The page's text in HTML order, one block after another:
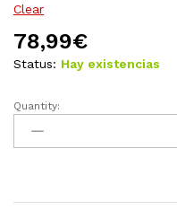
Clear
78,99€
Status: Hay existencias
Estantería
aglomerado
Quantity: